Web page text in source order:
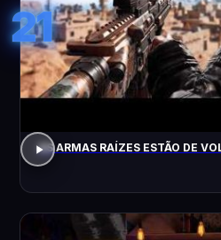
21
AS ARMAS RAÍZES ESTÃO DE